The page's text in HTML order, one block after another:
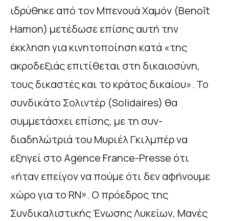
ιδρύθηκε από τον Μπενουά Χαμόν (Benoît
Hamon) μετέδωσε επίσης αυτή την
έκκληση για κινητοποίηση κατά «της
ακροδεξιάς επιτίθεται στη δικαιοσύνη,
τους δικαστές και το κράτος δικαίου». Το
συνδικάτο Σολιντέρ (Solidaires) θα
συμμετάσχει επίσης, με τη συν-
διαδηλώτριά του Μυριέλ Γκιλμπέρ να
εξηγεί στο Agence France-Presse ότι
«ήταν επείγον να πούμε ότι δεν αφήνουμε
χώρο για το RN». Ο πρόεδρος της
Συνδικαλιστικής Ένωσης Λυκείων, Μανές